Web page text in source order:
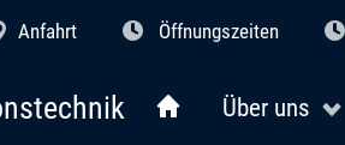
Anfahrt Öffnungszeiten
Über uns